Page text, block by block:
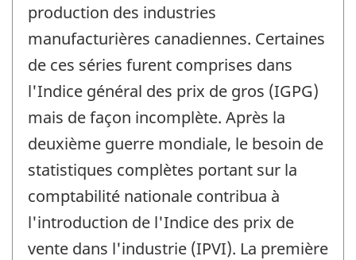
production des industries
manufacturières canadiennes. Certaines
de ces séries furent comprises dans
l'Indice général des prix de gros (IGPG)
mais de façon incomplète. Après la
deuxième guerre mondiale, le besoin de
statistiques complètes portant sur la
comptabilité nationale contribua à
l'introduction de l'Indice des prix de
vente dans l'industrie (IPVI). La première